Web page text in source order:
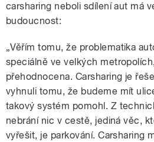
carsharing neboli sdílení aut má
budoucnost:
„Věřím tomu, že problematika
speciálně ve velkých
přehodnocena. Carsharing je
vyhnuli tomu, že budeme mít
takový systém pomohl. Z
nebrání nic v cestě, jediná věc,
vyřešit, je parkování. Carsharing